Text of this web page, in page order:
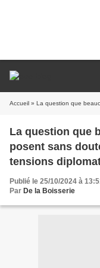
Accueil » La question que beaucoup de Français se posent
La question que
posent sans
tensions
par des médias
Publié le 25/10/2024 à
Par De la Boisserie